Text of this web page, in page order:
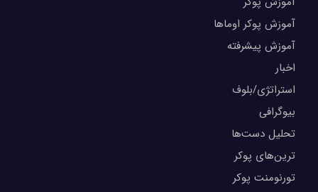
آموزش پوکر اوماها
آموزش پیشرفته
اخبار
استراتژی/بلوف
بیوگرافی
تحلیل دست‌ها
ترین‌های پوکر
تورنومنت پوکر